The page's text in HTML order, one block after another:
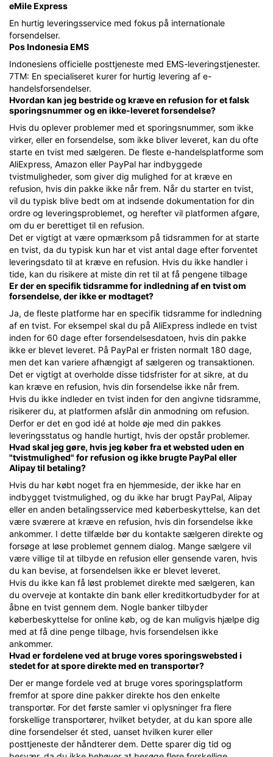
eMile Express
En hurtig leveringsservice med fokus på internationale
forsendelser.
Pos Indonesia EMS
Indonesiens officielle posttjeneste med EMS-leveringstjenester.
7TM: En specialiseret kurer for hurtig levering af e-
handelsforsendelser.
Hvordan kan jeg bestride og kræve en refusion for et falsk
sporingsnummer og en ikke-leveret forsendelse?
Hvis du oplever problemer med et sporingsnummer, som ikke
virker, eller en forsendelse, som ikke bliver leveret, kan du ofte
starte en tvist med sælgeren. De fleste e-handelsplatforme som
AliExpress, Amazon eller PayPal har indbyggede
tvistmuligheder, som giver dig mulighed for at kræve en
refusion, hvis din pakke ikke når frem. Når du starter en tvist,
vil du typisk blive bedt om at indsende dokumentation for din
ordre og leveringsproblemet, og herefter vil platformen afgøre,
om du er berettiget til en refusion.
Det er vigtigt at være opmærksom på tidsrammen for at starte
en tvist, da du typisk kun har et vist antal dage efter forventet
leveringsdato til at kræve en refusion. Hvis du ikke handler i
tide, kan du risikere at miste din ret til at få pengene tilbage
Er der en specifik tidsramme for indledning af en tvist om
forsendelse, der ikke er modtaget?
Ja, de fleste platforme har en specifik tidsramme for indledning
af en tvist. For eksempel skal du på AliExpress indlede en tvist
inden for 60 dage efter forsendelsesdatoen, hvis din pakke
ikke er blevet leveret. På PayPal er fristen normalt 180 dage,
men det kan variere afhængigt af sælgeren og transaktionen.
Det er vigtigt at overholde disse tidsfrister for at sikre, at du
kan kræve en refusion, hvis din forsendelse ikke når frem.
Hvis du ikke indleder en tvist inden for den angivne tidsramme,
risikerer du, at platformen afslår din anmodning om refusion.
Derfor er det en god idé at holde øje med din pakkes
leveringsstatus og handle hurtigt, hvis der opstår problemer.
Hvad skal jeg gøre, hvis jeg køber fra et websted uden en
"tvistmulighed" for refusion og ikke brugte PayPal eller
Alipay til betaling?
Hvis du har købt noget fra en hjemmeside, der ikke har en
indbygget tvistmulighed, og du ikke har brugt PayPal, Alipay
eller en anden betalingsservice med køberbeskyttelse, kan det
være sværere at kræve en refusion, hvis din forsendelse ikke
ankommer. I dette tilfælde bør du kontakte sælgeren direkte og
forsøge at løse problemet gennem dialog. Mange sælgere vil
være villige til at tilbyde en refusion eller gensende varen, hvis
du kan bevise, at forsendelsen ikke er blevet leveret.
Hvis du ikke kan få løst problemet direkte med sælgeren, kan
du overveje at kontakte din bank eller kreditkortudbyder for at
åbne en tvist gennem dem. Nogle banker tilbyder
køberbeskyttelse for online køb, og de kan muligvis hjælpe dig
med at få dine penge tilbage, hvis forsendelsen ikke
ankommer.
Hvad er fordelene ved at bruge vores sporingswebsted i
stedet for at spore direkte med en transportør?
Der er mange fordele ved at bruge vores sporingsplatform
fremfor at spore dine pakker direkte hos den enkelte
transportør. For det første samler vi oplysninger fra flere
forskellige transportører, hvilket betyder, at du kan spore alle
dine forsendelser ét sted, uanset hvilken kurer eller
posttjeneste der håndterer dem. Dette sparer dig tid og